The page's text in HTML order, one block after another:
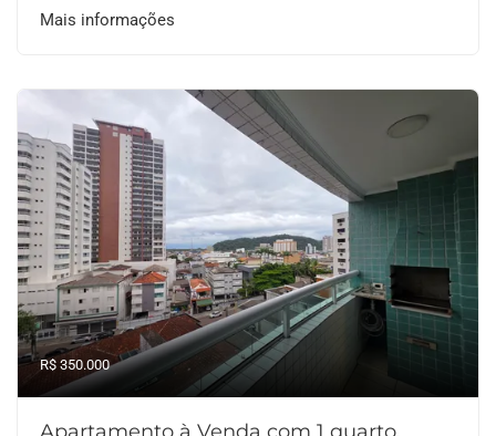
Mais informações
R$ 350.000